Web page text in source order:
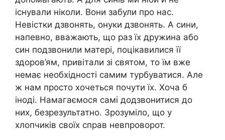
існували ніколи. Вони забули про нас.
Невістки дзвонять, онуки дзвонять. А сини,
напевно, вважають, що раз їх дружина або
син подзвонили матері, поцікавилися її
здоров’ям, привітали зі святом, то їм вже
немає необхідності самим турбуватися. Але
ж нам просто хочеться почути їх. Хоча б
іноді. Намагаємося самі додзвонитися до
них, безрезультатно. Зрозуміло, що у
хлопчиків своїх справ невпроворот.